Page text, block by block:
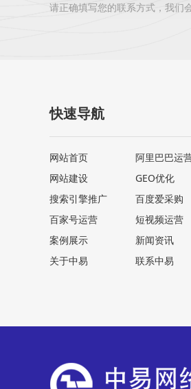
请正确填写您的联系方式，我们
快速导航
网站首页
阿里巴巴运
网站建设
GEO优化
搜索引擎推广
百度爱采购
百家号运营
短视频运营
案例展示
新闻资讯
关于中易
联系中易